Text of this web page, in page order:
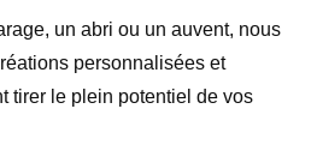
un abri ou un auvent, nous
personnalisées et
tirer le plein potentiel de vos